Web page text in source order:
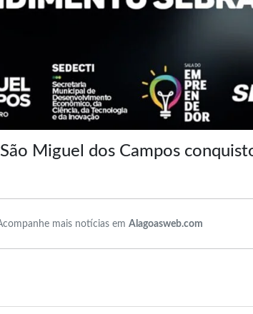
Miguel dos Campos
mais notícias em Alagoasweb.com